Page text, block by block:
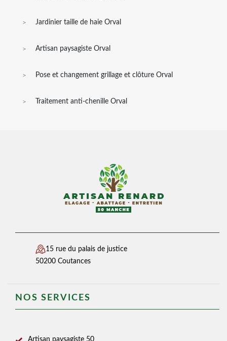
Jardinier taille de haie Orval
Artisan paysagiste Orval
Pose et changement grillage et clôture Orval
Traitement anti-chenille Orval
15 rue du palais de justice
50200 Coutances
NOS SERVICES
Artisan paysagiste 50